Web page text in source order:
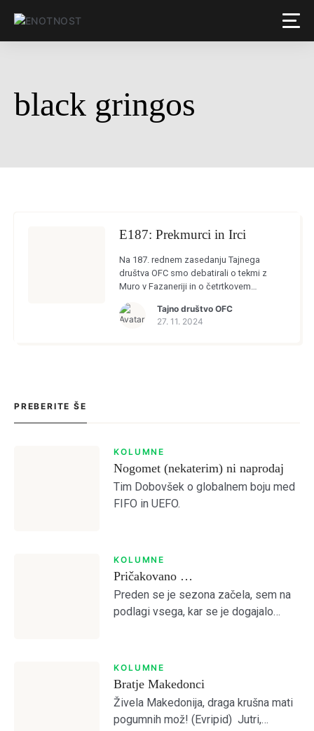
black gringos
E187: Prekmurci in Irci
Na 187. rednem zasedanju Tajnega
društva OFC smo debatirali o tekmi z
Muro v Fazaneriji in o četrtkovem
Larnejem, ki lahko Olimpiji že prinese
evropsko pomlad. […]
Tajno društvo OFC
27. 11. 2024
PREBERITE ŠE
KOLUMNE
Nogomet (nekaterim) ni naprodaj
Tim Dobovšek o globalnem boju med
FIFO in UEFO.
KOLUMNE
Pričakovano …
Preden se je sezona začela, sem na
podlagi vsega, kar se je dogajalo
Otvoritvena tekma z Bravom je to […]
KOLUMNE
Bratje Makedonci
Živela Makedonija, draga krušna mati
pogumnih mož! (Evripid) Jutri,